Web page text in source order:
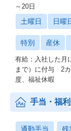
～20日
土曜日 日曜
特別 産休
有給：入社した月
まで）に付与 2カ
度、福祉休暇
手当・福
通勤手当 残